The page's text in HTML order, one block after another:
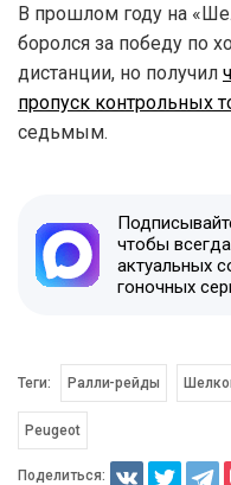
В прошлом году на
боролся за победу по
дистанции, но получил
пропуск контрольных
седьмым.
чтобы
актуальных
гоночных
Теги: Ралли-рейды
Peugeot
Поделиться: